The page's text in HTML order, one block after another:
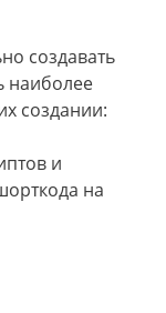
создавать
наиболее
создании:
и
на